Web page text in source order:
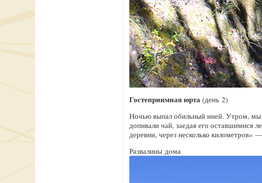
Гостеприимная юрта(день 2)
Ночью выпал обильный иней. Утром, мы
допивали чай, заедая его оставшимися
деревни, через несколько
Развалины дома